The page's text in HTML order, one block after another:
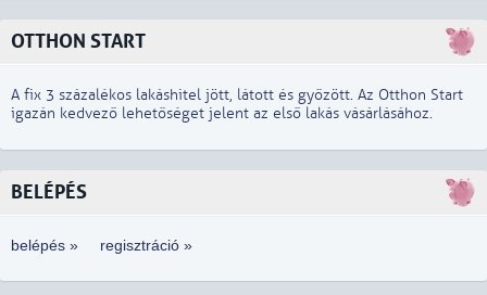
OTTHON START
A fix 3 százalékos lakáshitel jött, látott és győzött. Az Otthon Start
igazán kedvező lehetőséget jelent az első lakás vásárlásához.
BELÉPÉS
belépés » regisztráció »